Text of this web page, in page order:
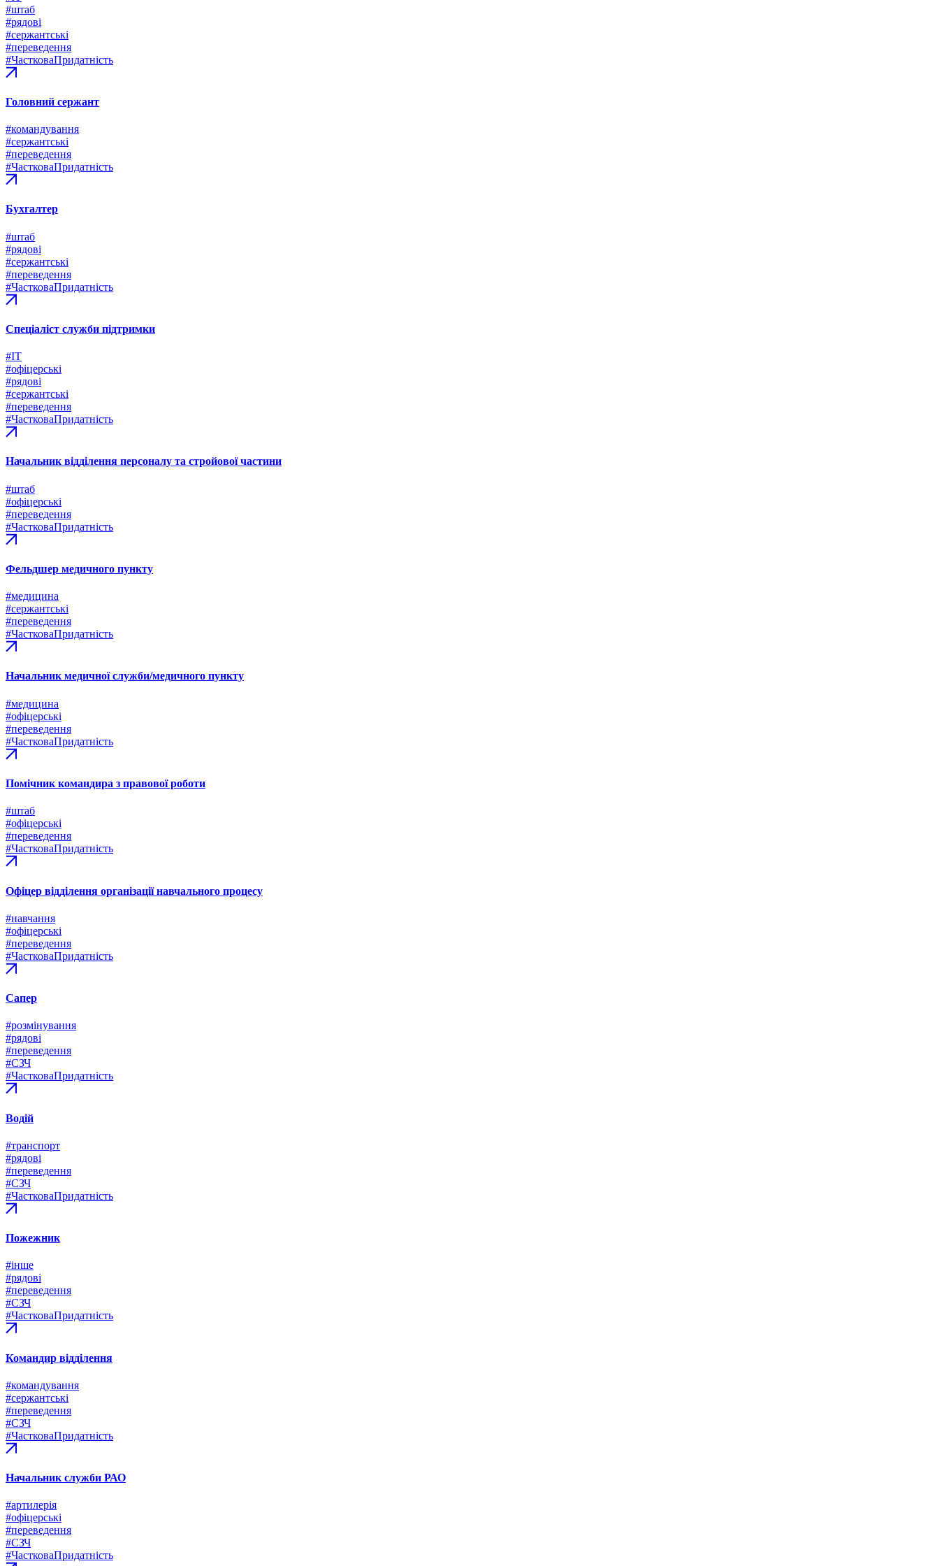
#штаб
#рядові
#сержантські
#переведення
#ЧастковаПридатність
Головний сержант
#командування
#сержантські
#переведення
#ЧастковаПридатність
Бухгалтер
#штаб
#рядові
#сержантські
#переведення
#ЧастковаПридатність
Спеціаліст служби підтримки
#ІТ
#офіцерські
#рядові
#сержантські
#переведення
#ЧастковаПридатність
Начальник відділення персоналу та стройової частини
#штаб
#офіцерські
#переведення
#ЧастковаПридатність
Фельдшер медичного пункту
#медицина
#сержантські
#переведення
#ЧастковаПридатність
Начальник медичної служби/медичного пункту
#медицина
#офіцерські
#переведення
#ЧастковаПридатність
Помічник командира з правової роботи
#штаб
#офіцерські
#переведення
#ЧастковаПридатність
Офіцер відділення організації навчального процесу
#навчання
#офіцерські
#переведення
#ЧастковаПридатність
Сапер
#розмінування
#рядові
#переведення
#СЗЧ
#ЧастковаПридатність
Водій
#транспорт
#рядові
#переведення
#СЗЧ
#ЧастковаПридатність
Пожежник
#інше
#рядові
#переведення
#СЗЧ
#ЧастковаПридатність
Командир відділення
#командування
#сержантські
#переведення
#СЗЧ
#ЧастковаПридатність
Начальник служби РАО
#артилерія
#офіцерські
#переведення
#СЗЧ
#ЧастковаПридатність